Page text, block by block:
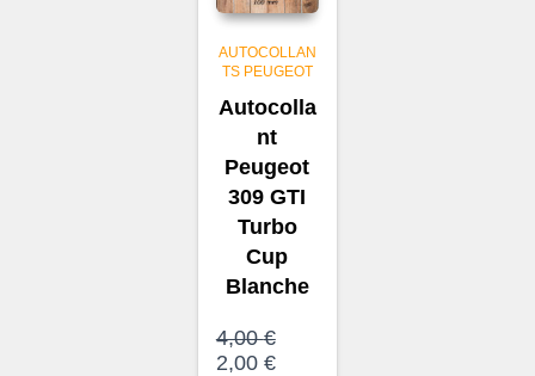
AUTOCOLLAN
TS PEUGEOT
Autocolla
nt
Peugeot
309 GTI
Turbo
Cup
Blanche
4,00€Le
prix
2,00 €Le